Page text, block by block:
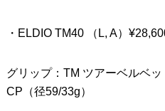
・ELDIO TM40 （L, A）
グリップ：TM ツアーベルベ
CP（径59/33g）